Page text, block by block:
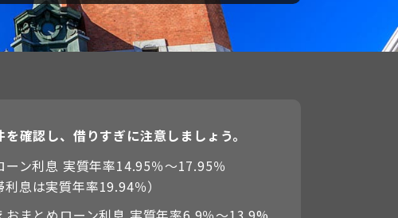
を確認し、借りすぎに注意しましょう。
ーン利息 実質年率14.95％〜17.95％
利息は実質年率19.94％）